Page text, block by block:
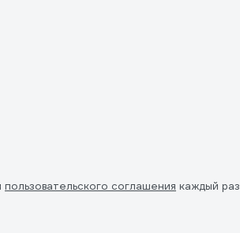
пользовательского соглашения каждый